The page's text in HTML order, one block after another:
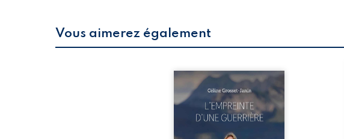
Vous aimerez également
Que reste-t-il de l’enfance
lorsque la maladie impose ses
propres règles ? L’empreinte
d’une guerrière livre, sans
détour, le récit d’un quotidien
bouleversé par la maladie